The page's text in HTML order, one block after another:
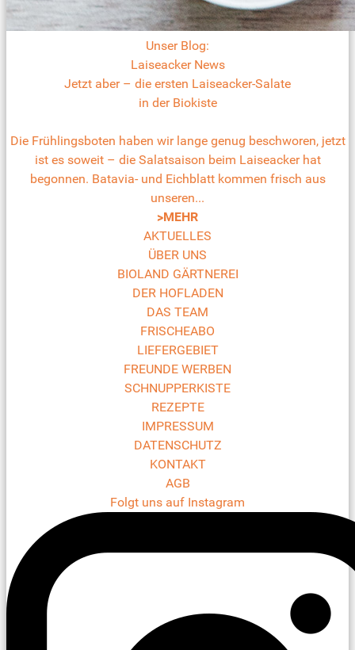
Unser Blog:
Laiseacker News
Jetzt aber – die ersten Laiseacker-Salate
in der Biokiste
Die Frühlingsboten haben wir lange genug beschworen, jetzt
ist es soweit – die Salatsaison beim Laiseacker hat
begonnen. Batavia- und Eichblatt kommen frisch aus
unseren...
>MEHR
AKTUELLES
ÜBER UNS
BIOLAND GÄRTNEREI
DER HOFLADEN
DAS TEAM
FRISCHEABO
LIEFERGEBIET
FREUNDE WERBEN
SCHNUPPERKISTE
REZEPTE
IMPRESSUM
DATENSCHUTZ
KONTAKT
AGB
Folgt uns auf Instagram